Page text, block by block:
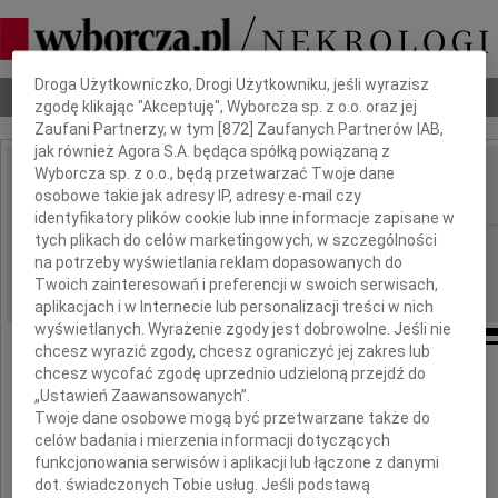
Nekrologi Odeszli Poradnik pogrzebowy
IMIĘ I NAZWISKO: Anna Trębska
REGION: Łódź
DATA EMISJI: 11.08.2018
Z głębokim smutkiem żegnamy
Dbamy o Twoją prywatność
Droga Użytkowniczko, Drogi Użytkowniku, jeśli wyrazisz
zgodę klikając "Akceptuję", Wyborcza sp. z o.o. oraz jej
Zaufani Partnerzy, w tym [872 ] Zaufanych Partnerów IAB,
jak również Agora S.A. będąca spółką powiązaną z
Wyborcza sp. z o.o., będą przetwarzać Twoje dane
osobowe takie jak adresy IP, adresy e-mail czy
identyfikatory plików cookie lub inne informacje zapisane w
tych plikach do celów marketingowych, w szczególności
na potrzeby wyświetlania reklam dopasowanych do
Twoich zainteresowań i preferencji w swoich serwisach,
aplikacjach i w Internecie lub personalizacji treści w nich
wyświetlanych. Wyrażenie zgody jest dobrowolne. Jeśli nie
chcesz wyrazić zgody, chcesz ograniczyć jej zakres lub
chcesz wycofać zgodę uprzednio udzieloną przejdź do
„Ustawień Zaawansowanych”.
Twoje dane osobowe mogą być przetwarzane także do
celów badania i mierzenia informacji dotyczących
funkcjonowania serwisów i aplikacji lub łączone z danymi
dot. świadczonych Tobie usług. Jeśli podstawą